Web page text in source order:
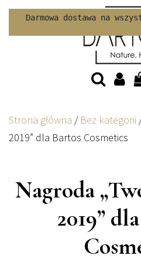
Darmowa dostawa na
Skip to content
Strona główna / Bez kategorii
2019” dla Bartos Cosmetics
Nagroda
2019”